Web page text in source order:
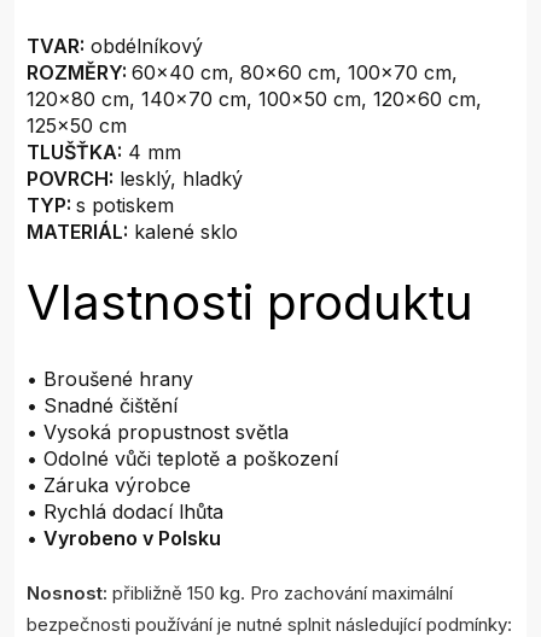
TVAR: obdélníkový
ROZMĚRY: 60x40 cm, 80x60 cm, 100x70 cm,
120x80 cm, 140x70 cm, 100x50 cm, 120x60 cm,
125x50 cm
TLUŠŤKA: 4 mm
POVRCH: lesklý, hladký
TYP: s potiskem
MATERIÁL: kalené sklo
Vlastnosti produktu
• Broušené hrany
• Snadné čištění
• Vysoká propustnost světla
• Odolné vůči teplotě a poškození
• Záruka výrobce
• Rychlá dodací lhůta
• Vyrobeno v Polsku
Nosnost: přibližně 150 kg. Pro zachování maximální
bezpečnosti používání je nutné splnit následující podmínky: